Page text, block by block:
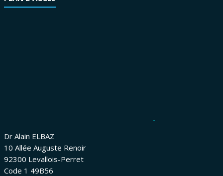
Dr Alain ELBAZ
10 Allée Auguste Renoir
92300 Levallois-Perret
Code 1 49B56